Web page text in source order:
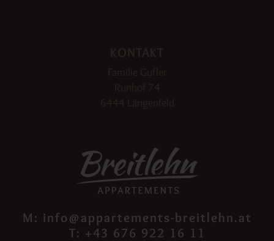
M: info@appartements-breitlehn.at
T: +43 676 922 16 11